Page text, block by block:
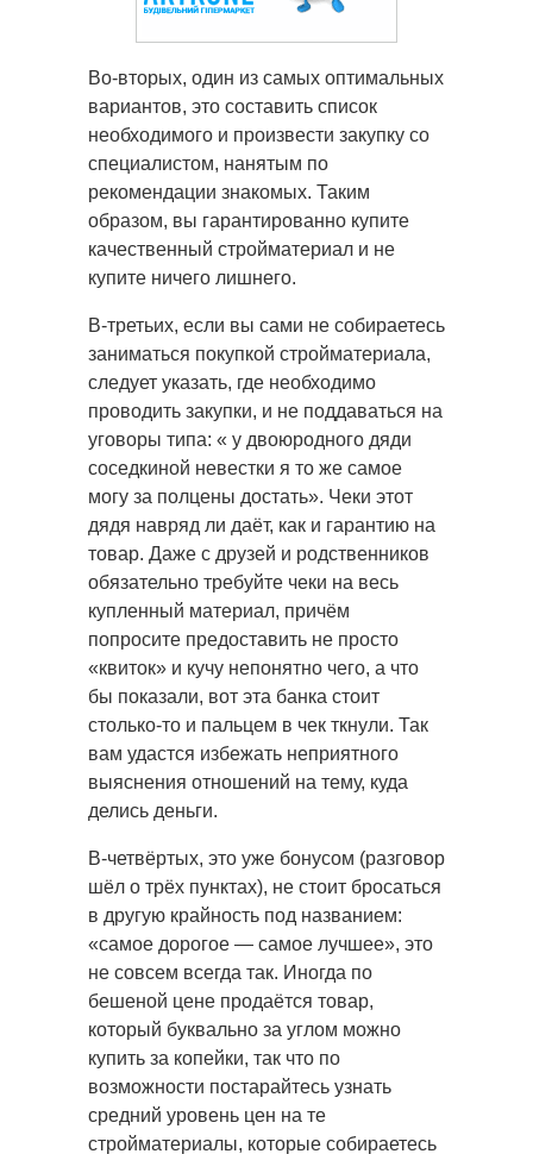
Во-вторых, один из самых оптимальных
вариантов, это составить список
необходимого и произвести закупку со
специалистом, нанятым по
рекомендации знакомых. Таким
образом, вы гарантированно купите
качественный стройматериал и не
купите ничего лишнего.
В-третьих, если вы сами не собираетесь
заниматься покупкой стройматериала,
следует указать, где необходимо
проводить закупки, и не поддаваться на
уговоры типа: « у двоюродного дяди
соседкиной невестки я то же самое
могу за полцены достать». Чеки этот
дядя навряд ли даёт, как и гарантию на
товар. Даже с друзей и родственников
обязательно требуйте чеки на весь
купленный материал, причём
попросите предоставить не просто
«квиток» и кучу непонятно чего, а что
бы показали, вот эта банка стоит
столько-то и пальцем в чек ткнули. Так
вам удастся избежать неприятного
выяснения отношений на тему, куда
делись деньги.
В-четвёртых, это уже бонусом (разговор
шёл о трёх пунктах), не стоит бросаться
в другую крайность под названием:
«самое дорогое — самое лучшее», это
не совсем всегда так. Иногда по
бешеной цене продаётся товар,
который буквально за углом можно
купить за копейки, так что по
возможности постарайтесь узнать
средний уровень цен на те
стройматериалы, которые собираетесь